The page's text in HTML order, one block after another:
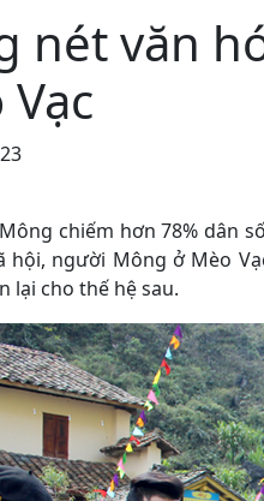
nét văn
chiếm hơn 78% dân
hội, người Mông ở Mèo
lại cho thế hệ sau.